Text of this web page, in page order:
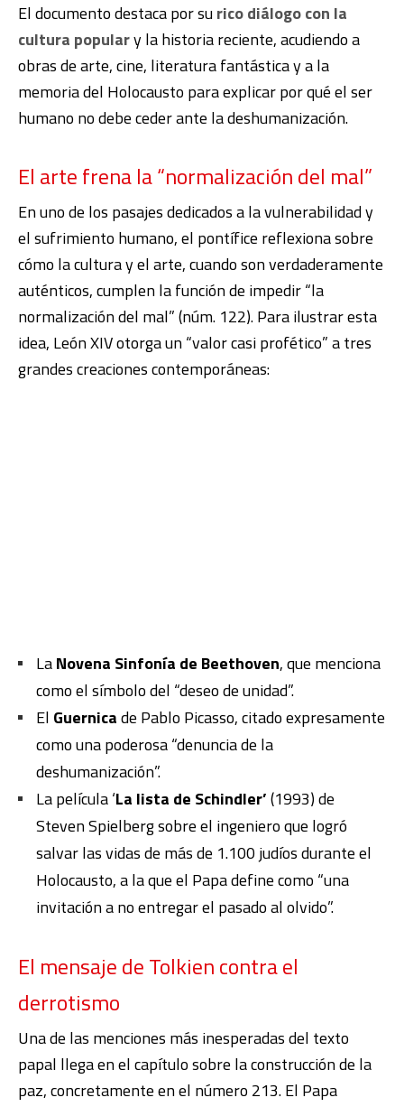
El documento destaca por surico diálogo con la
cultura populary la historia reciente, acudiendo a
obras de arte, cine, literatura fantástica y a la
memoria del Holocausto para explicar por qué el ser
humano no debe ceder ante la deshumanización.
El arte frena la “normalización del mal”
En uno de los pasajes dedicados a la vulnerabilidad y
el sufrimiento humano, el pontífice reflexiona sobre
cómo la cultura y el arte, cuando son verdaderamente
auténticos, cumplen la función de impedir “la
normalización del mal” (núm. 122). Para ilustrar esta
idea, León XIV otorga un “valor casi profético” a tres
grandes creaciones contemporáneas:
LaNovena Sinfonía de Beethoven, que menciona
como el símbolo del “deseo de unidad”.
El Guernicade Pablo Picasso, citado expresamente
como una poderosa “denuncia de la
deshumanización”.
La película ‘La lista de Schindler’(1993) de
Steven Spielberg sobre el ingeniero que logró
salvar las vidas de más de 1.100 judíos durante el
Holocausto, a la que el Papa define como “una
invitación a no entregar el pasado al olvido”.
El mensaje de Tolkien contra el
derrotismo
Una de las menciones más inesperadas del texto
papal llega en el capítulo sobre la construcción de la
paz, concretamente en el número 213.El Papa